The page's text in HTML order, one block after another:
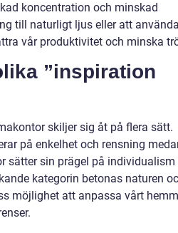
koncentration och minskad
till naturligt ljus eller att
vår produktivitet och minska
”inspiration
skiljer sig åt på flera sätt.
på enkelhet och rensning
sätter sin prägel på individualism
kategorin betonas naturen
möjlighet att anpassa vårt